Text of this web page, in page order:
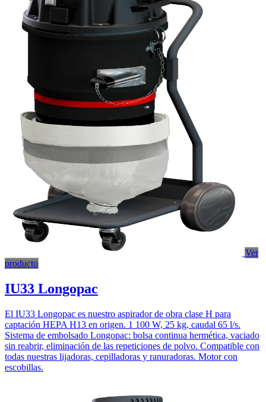
Ver
producto
IU33 Longopac
El IU33 Longopac es nuestro aspirador de obra clase H para
captación HEPA H13 en origen. 1 100 W, 25 kg, caudal 65 l/s.
Sistema de embolsado Longopac: bolsa continua hermética, vaciado
sin reabrir, eliminación de las repeticiones de polvo. Compatible con
todas nuestras lijadoras, cepilladoras y ranuradoras. Motor con
escobillas.